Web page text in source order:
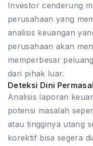
Investor cenderung
perusahaan yang
analisis keuangan
perusahaan akan
memperbesar
dari pihak luar.
Deteksi Dini
Analisis laporan
potensi masalah
atau tingginya utang
korektif bisa segera